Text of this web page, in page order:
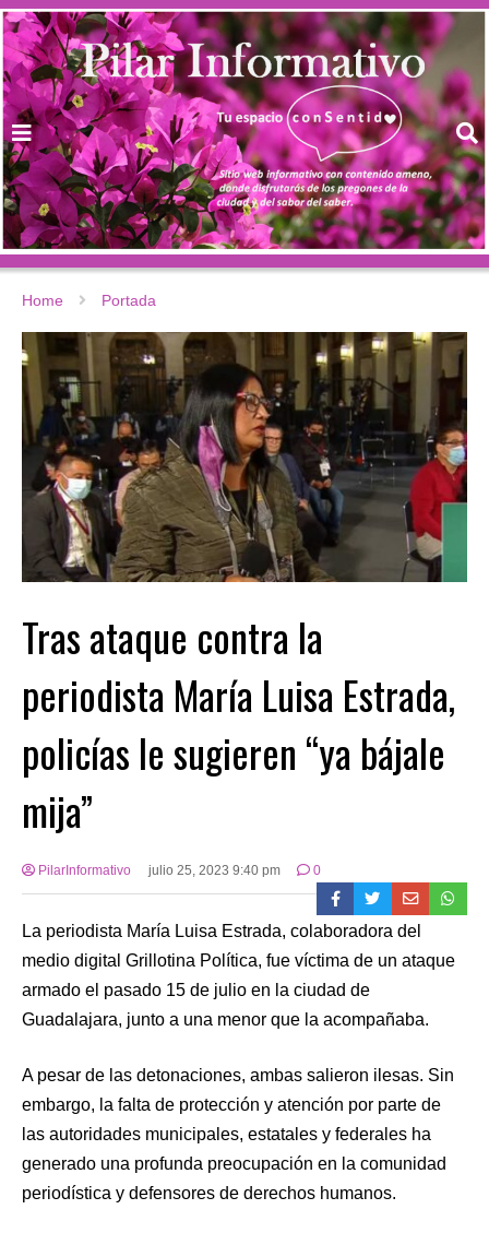
Home Portada
Tras ataque contra la
periodista María Luisa Estrada,
policías le sugieren “ya bájale
mija”
PilarInformativo julio 25, 2023 9:40 pm 0
La periodista María Luisa Estrada, colaboradora del
medio digital Grillotina Política, fue víctima de un ataque
armado el pasado 15 de julio en la ciudad de
Guadalajara, junto a una menor que la acompañaba.
A pesar de las detonaciones, ambas salieron ilesas. Sin
embargo, la falta de protección y atención por parte de
las autoridades municipales, estatales y federales ha
generado una profunda preocupación en la comunidad
periodística y defensores de derechos humanos.